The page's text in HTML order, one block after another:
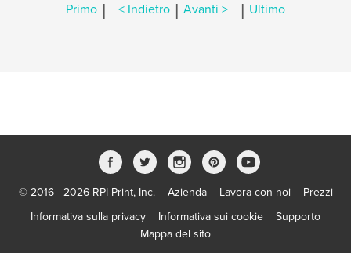
Primo | < Indietro | Avanti > | Ultimo
© 2016 - 2026 RPI Print, Inc. Azienda Lavora con noi
Prezzi
Informativa sulla privacy
Informativa sui cookie
Supporto
Mappa del sito